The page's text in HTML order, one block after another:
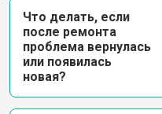
Что делать, если
после ремонта
проблема вернулась
или появилась
новая?